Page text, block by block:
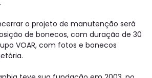
o projeto de manutenção será
de bonecos, com duração de 30
VOAR, com fotos e bonecos